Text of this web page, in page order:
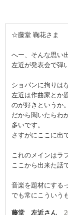
凛としたピアノ
錯覚に陥ります
読み終えた後、
先ずは一読を、
☆藤堂 鞠花さま
へー、そんな思い
左近が発表会で弾
ショパンに拘りは
左近は作曲家とか
のが好きというか。
だから聞いたらわ
多いです。
さすがにここに出
これのメインはラ
ここから出来た話
音楽を題材にする
でも常にこういう
藤堂 左近さん